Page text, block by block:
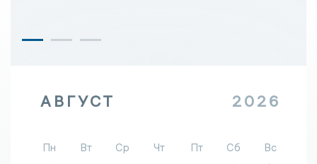
АВГУСТ 2026
Пн Вт Ср Чт Пт Сб
Вс